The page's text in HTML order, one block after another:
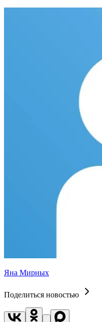
Яна Мирных
Поделиться новостью